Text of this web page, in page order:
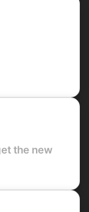
the new